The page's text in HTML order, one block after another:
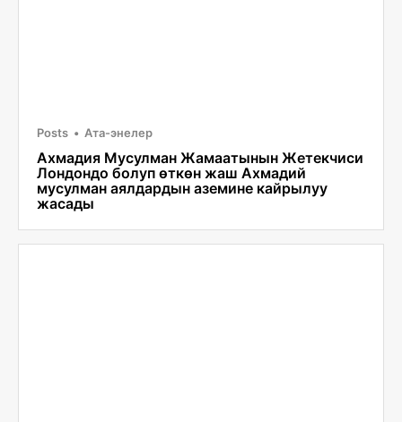
Posts Ата-энелер
Ахмадия Мусулман Жамаатынын Жетекчиси
Лондондо болуп өткөн жаш Ахмадий
мусулман аялдардын аземине кайрылуу
жасады